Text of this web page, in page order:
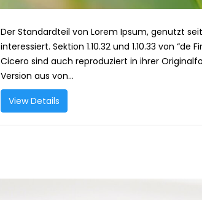
Der Standardteil von Lorem Ipsum, genutzt
interessiert. Sektion 1.10.32 und 1.10.33 von
Cicero sind auch reproduziert in ihrer
Version aus von...
View Details